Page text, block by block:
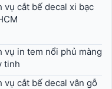
vụ cắt bế decal xi bạc
vụ in tem nổi phủ màng
tinh
vụ cắt bế decal vân gỗ